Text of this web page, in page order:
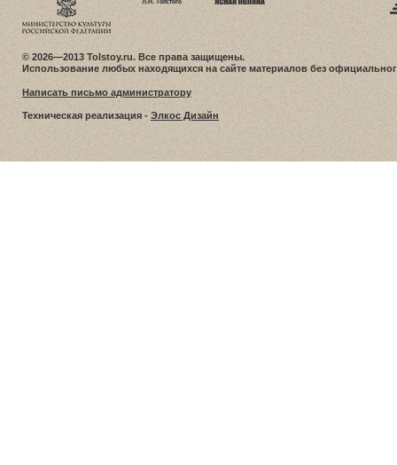
© 2026—2013 Tolstoy.ru. Все права защищены.
Использование любых находящихся на сайте материалов без
Написать письмо администратору
Техническая реализация - Элкос Дизайн